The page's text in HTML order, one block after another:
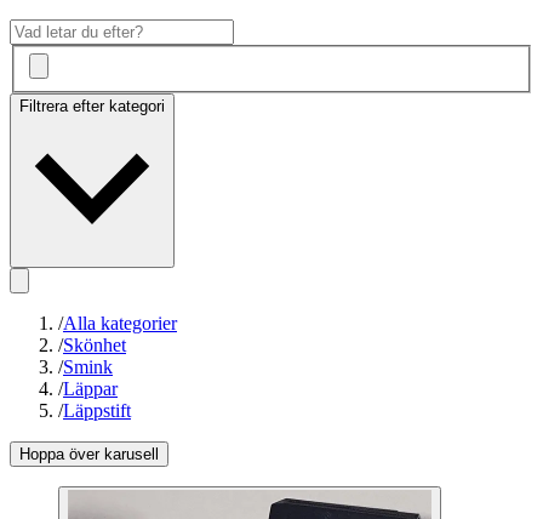
Filtrera efter kategori
/Alla kategorier
/Skönhet
/Smink
/Läppar
/Läppstift
Hoppa över karusell